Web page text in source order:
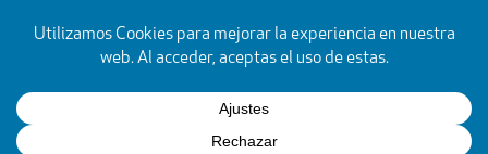
YouTubeFacebookInstagram